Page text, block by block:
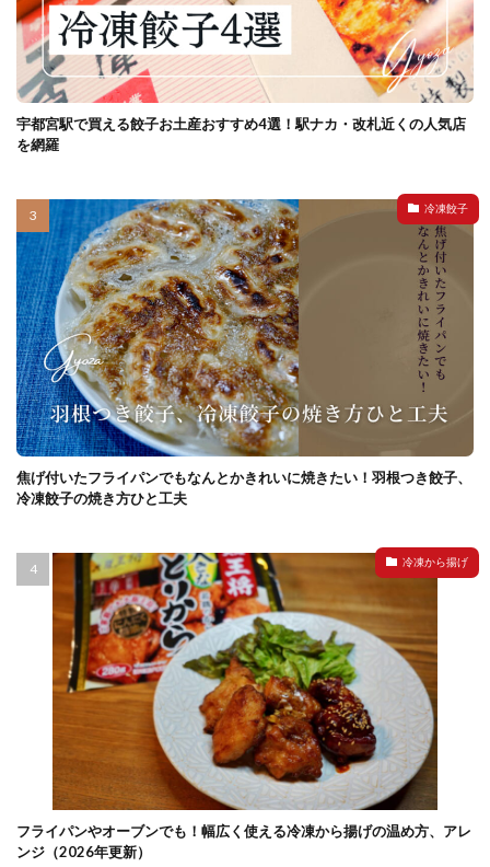
宇都宮駅で買える餃子お土産おすすめ4選！駅ナカ・改札近くの人気店
を網羅
冷凍餃子
焦げ付いたフライパンでもなんとかきれいに焼きたい！羽根つき餃子、
冷凍餃子の焼き方ひと工夫
冷凍から揚げ
フライパンやオーブンでも！幅広く使える冷凍から揚げの温め方、アレ
ンジ（2026年更新）